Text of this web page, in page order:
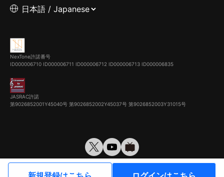
NexTone許諾番号
ID000006710 ID000006711 ID000006712 ID000006713 ID000006835
JASRAC許諾
第9026852001Y45040号 第9026852002Y45037号 第9026852003Y31015号
© VirtualCast, Inc. All rights reserved.